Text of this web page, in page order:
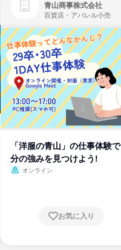
青山商事株式会社
百貨店・アパレル小売
「洋服の青山」の仕事体験
分の強みを見つけよう!
オンライン
お気に入り